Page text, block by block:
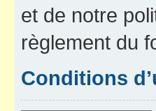
et de notre
règlement du
Conditions